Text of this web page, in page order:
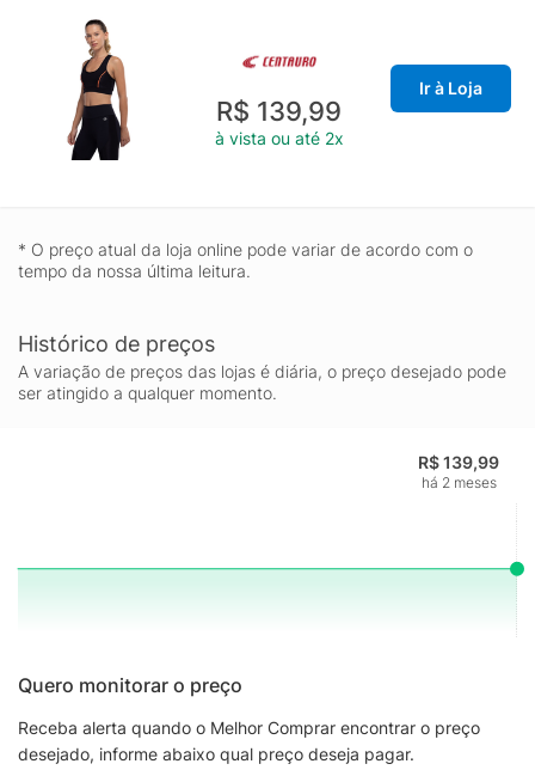
R$ 139,99
à vista ou até 2x
Ir à Loja
* O preço atual da loja online pode variar de acordo com o
tempo da nossa última leitura.
Histórico de preços
A variação de preços das lojas é diária, o preço desejado pode
ser atingido a qualquer momento.
R$ 139,99
há 2 meses
Quero monitorar o preço
Receba alerta quando o Melhor Comprar encontrar o preço
desejado, informe abaixo qual preço deseja pagar.